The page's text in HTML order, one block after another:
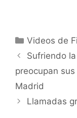
Categorías
Videos de
Sufriendo
preocupan
Madrid
Llamadas